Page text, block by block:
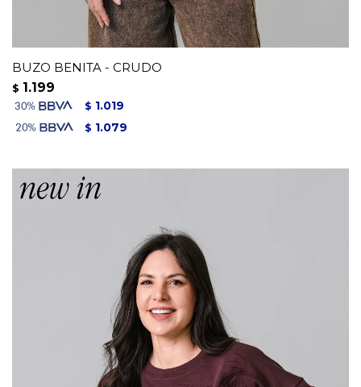
BUZO BENITA - CRUDO
$ 1.199
$ 1.019
$ 1.079